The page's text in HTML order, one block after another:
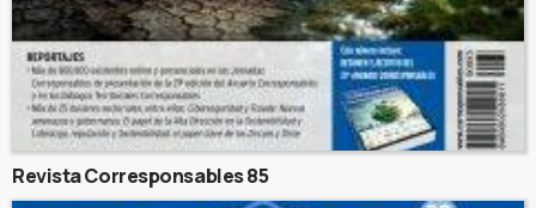
Revista Corresponsables 85